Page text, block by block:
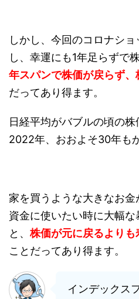
しかし、今回のコロナシ
し、幸運にも1年足らずで
年スパンで株価が戻らず
だってあり得ます。
日経平均がバブルの頃の
2022年、おおよそ30年も
家を買うような大きなお
資金に使いたい時に大幅
と、株価が元に戻るよりも
ことだってあり得ます。
インデックス